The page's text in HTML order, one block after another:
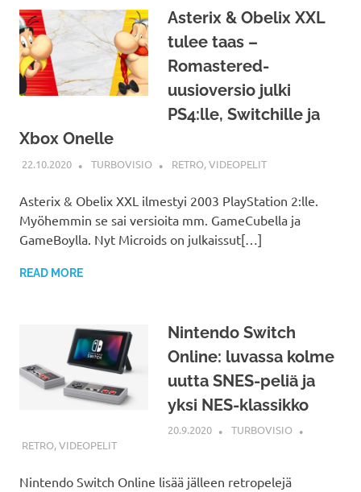
Asterix & Obelix XXL
tulee taas –
Romastered-
uusioversio julki
PS4:lle, Switchille ja
Xbox Onelle
22.10.2020 TURBOVISIO RETRO,VIDEOPELIT
Asterix & Obelix XXL ilmestyi 2003 PlayStation 2:lle.
Myöhemmin se sai versioita mm. GameCubella ja
GameBoylla. Nyt Microids on julkaissut[…]
READ MORE
Nintendo Switch
Online: luvassa kolme
uutta SNES-peliä ja
yksi NES-klassikko
20.9.2020
TURBOVISIO
RETRO,VIDEOPELIT
Nintendo Switch Online lisää jälleen retropelejä